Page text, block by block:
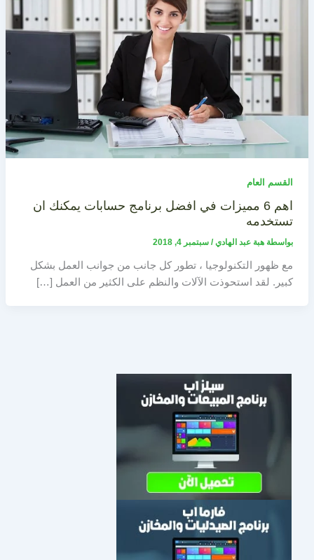
القسم العام
اهم 6 مميزات في افضل برنامج حسابات يمكنك ان
تستخدمه
بواسطة هبة عبد الهادي/ سبتمبر 4, 2018
مع ظهور التكنولوجيا ، تطور كل جانب من جوانب العمل بشكل
كبير. لقد استحوذت الآلات والنظم على الكثير من العمل […]